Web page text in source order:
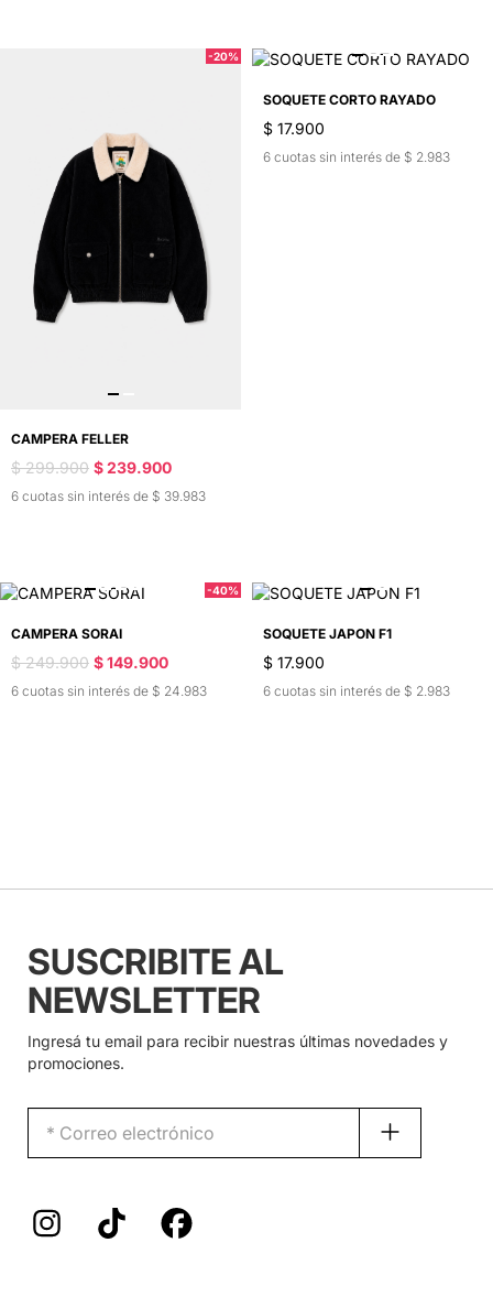
-20%
CAMPERA FELLER
$ 299.900 $ 239.900
6 cuotas sin interés de $ 39.983
SOQUETE CORTO RAYADO
$ 17.900
6 cuotas sin interés de $ 2.983
-40%
CAMPERA SORAI
$ 249.900 $ 149.900
6 cuotas sin interés de $ 24.983
SOQUETE JAPON F1
$ 17.900
6 cuotas sin interés de $ 2.983
SUSCRIBITE AL
NEWSLETTER
Ingresá tu email para recibir nuestras últimas novedades y
promociones.